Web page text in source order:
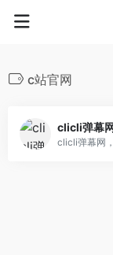
c站官网
clicli弹幕
clicli弹幕网